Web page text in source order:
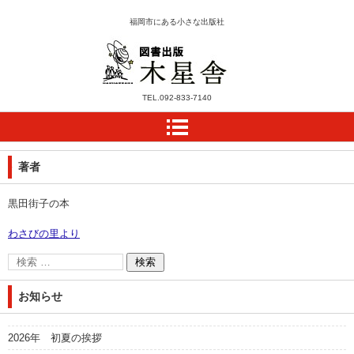
木星舎ホームページ
福岡市にある小さな出版社
TEL. 092-833-7140
著者
黒田街子の本
わさびの里より
お知らせ
2026年 初夏の挨拶